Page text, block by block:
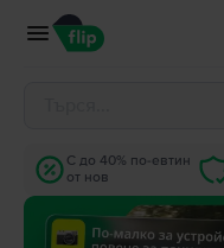
С до 40% по-евтин
от нов